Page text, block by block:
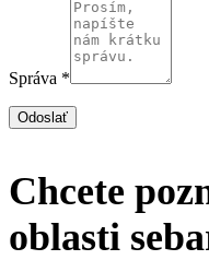
Správa *
Odoslať
Chcete
oblasti